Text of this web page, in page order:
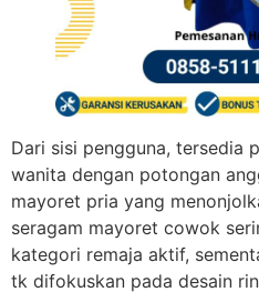
Dari sisi pengguna, tersedia
wanita dengan potongan
mayoret pria yang
seragam mayoret cowok
kategori remaja aktif,
tk difokuskan pada desain